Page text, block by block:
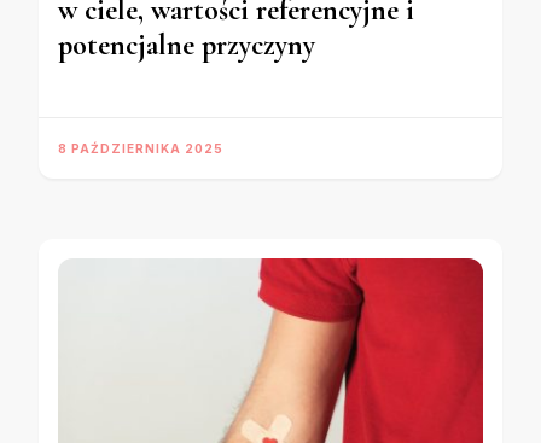
w ciele, wartości referencyjne i
potencjalne przyczyny
8 PAŹDZIERNIKA 2025